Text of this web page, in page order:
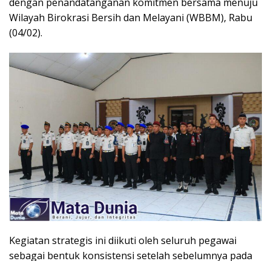
Wilayah Birokrasi Bersih dan Melayani (WBBM), Rabu
(04/02).
Kegiatan strategis ini diikuti oleh seluruh pegawai
sebagai bentuk konsistensi setelah sebelumnya pada